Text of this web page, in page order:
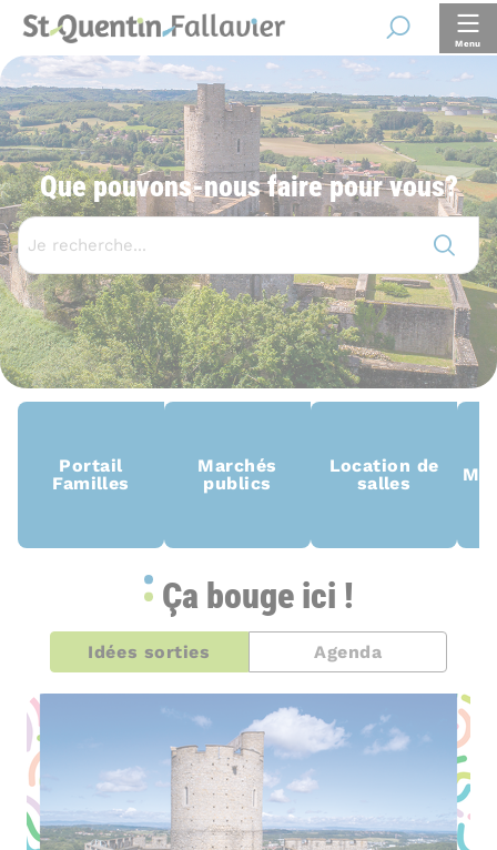
Panneau de gestion des cookies
Menu
Recherche
Que pouvons-nous faire pour vous?
Recherche
Portail
Familles
Marchés
publics
Location de
salles
Ça bouge ici !
Idées sorties Agenda